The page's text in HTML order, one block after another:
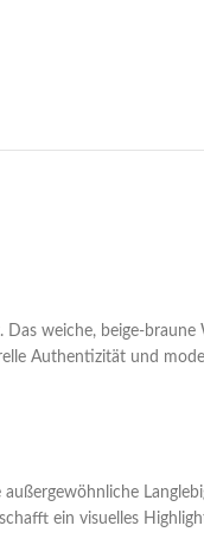
weiche, beige-
Authentizität und
ein visuelles